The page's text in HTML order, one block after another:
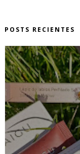
POSTS RECIENTES